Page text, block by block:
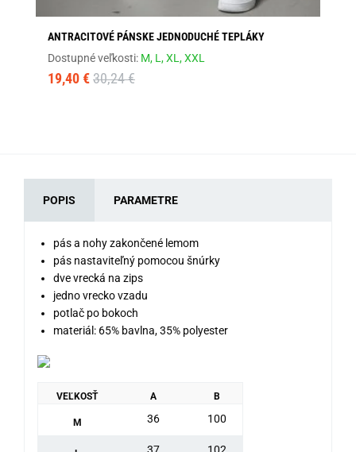
ANTRACITOVÉ PÁNSKE JEDNODUCHÉ TEPLÁKY
Dostupné veľkosti: M, L,XL,XXL
19,40 € 30,24 €
POPIS PARAMETRE
pás a nohy zakončené lemom
pás nastaviteľný pomocou šnúrky
dve vrecká na zips
jedno vrecko vzadu
potlač po bokoch
materiál: 65% bavlna, 35% polyester
VEĽKOSŤ A B
M 36 100
37 102